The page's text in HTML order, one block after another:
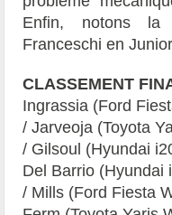
Enfin, notons la
Franceschi en
CLASSEMENT
Ingrassia (Ford
/ Jarveoja (Toyota
/ Gilsoul (Hyundai
Del Barrio (Hyundai
/ Mills (Ford Fiesta